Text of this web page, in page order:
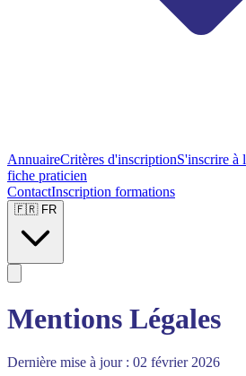
AnnuaireCritères d'inscriptionS'inscrire à
fiche praticien
ContactInscription formations
🇫🇷 FR
Mentions Légales
Dernière mise à jour : 02 février 2026